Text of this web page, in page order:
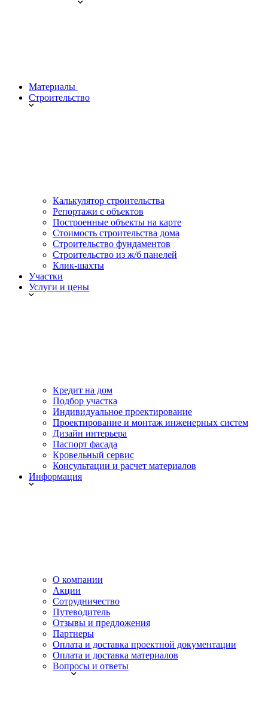
Материалы
Строительство
Калькулятор строительства
Репортажи с объектов
Построенные объекты на карте
Стоимость строительства дома
Строительство фундаментов
Строительство из ж/б панелей
Клик-шахты
Участки
Услуги и цены
Кредит на дом
Подбор участка
Индивидуальное проектирование
Проектирование и монтаж инженерных систем
Дизайн интерьера
Паспорт фасада
Кровельный сервис
Консультации и расчет материалов
Информация
О компании
Акции
Сотрудничество
Путеводитель
Отзывы и предложения
Партнеры
Оплата и доставка проектной документации
Оплата и доставка материалов
Вопросы и ответы